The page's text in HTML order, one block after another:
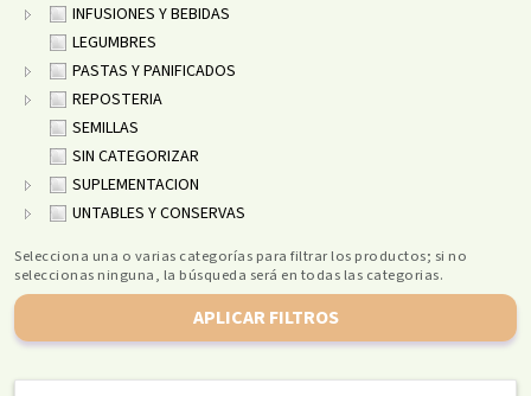
INFUSIONES Y BEBIDAS
LEGUMBRES
PASTAS Y PANIFICADOS
REPOSTERIA
SEMILLAS
SIN CATEGORIZAR
SUPLEMENTACION
UNTABLES Y CONSERVAS
Selecciona una o varias categorías para filtrar los productos; si no
seleccionas ninguna, la búsqueda será en todas las categorias.
APLICAR FILTROS